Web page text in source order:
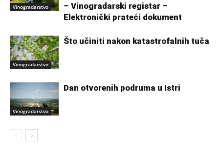
Vinogradarstvo
– Vinogradarski registar –
Elektronički prateći dokument
Vinogradarstvo
Što učiniti nakon katastrofalnih tuča
Vinogradarstvo
Dan otvorenih podruma u Istri